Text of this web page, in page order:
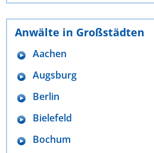
Anwälte in Großstädten
Aachen
Augsburg
Berlin
Bielefeld
Bochum